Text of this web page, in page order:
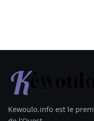
Kewoulo.info est le